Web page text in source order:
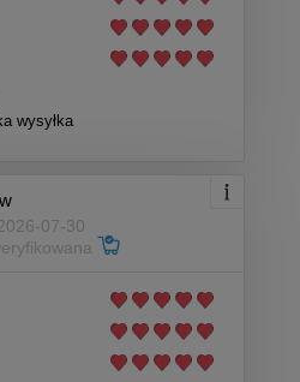
wysyłka
07-30